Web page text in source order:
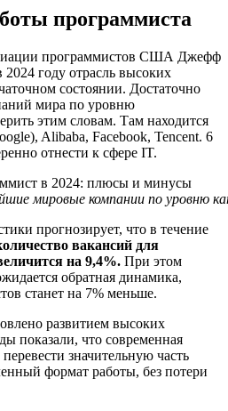
программиста
программистов США Джефф
году отрасль высоких
состоянии. Достаточно
мира по уровню
этим словам. Там находится
Alibaba, Facebook, Tencent. 6
отнести к сфере IT.
мировые компании по уровню
прогнозирует, что в течение
вакансий для
на 9,4%. При этом
обратная динамика,
станет на 7% меньше.
развитием высоких
показали, что современная
значительную часть
формат работы, без потери